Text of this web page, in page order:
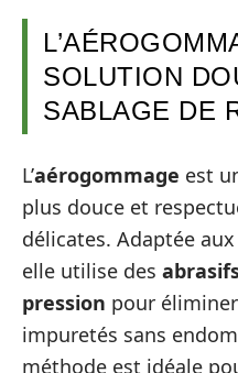
SOLUTION
SABLAGE DE
L’aérogommage est
plus douce et
délicates. Adaptée aux
elle utilise des
pression pour
impuretés sans
méthode est idéale